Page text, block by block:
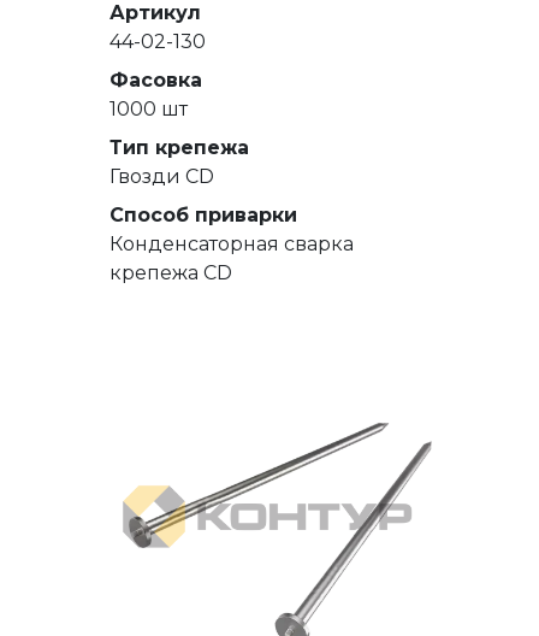
Артикул
44-02-130
Фасовка
1000 шт
Тип крепежа
Гвозди СD
Способ приварки
Конденсаторная сварка
крепежа CD